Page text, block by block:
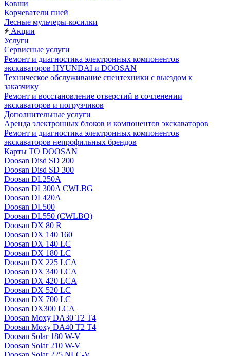
Ковши
Корчеватели пней
Лесные мульчеры-косилки
Акции
Услуги
Сервисные услуги
Ремонт и диагностика электронных компонентов
экскаваторов HYUNDAI и DOOSAN
Техническое обслуживание спецтехники с выездом к
заказчику
Ремонт и восстановление отверстий в сочленении
экскаваторов и погрузчиков
Дополнительные услуги
Аренда электронных блоков и компонентов экскаваторов
Ремонт и диагностика электронных компонентов
экскаваторов непрофильных брендов
Карты ТО DOOSAN
Doosan Disd SD 200
Doosan Disd SD 300
Doosan DL250A
Doosan DL300A CWLBG
Doosan DL420A
Doosan DL500
Doosan DL550 (CWLBO)
Doosan DX 80 R
Doosan DX 140 160
Doosan DX 140 LC
Doosan DX 180 LC
Doosan DX 225 LCA
Doosan DX 340 LCA
Doosan DX 420 LCA
Doosan DX 520 LC
Doosan DX 700 LC
Doosan DX300 LCA
Doosan Moxy DA30 T2 T4
Doosan Moxy DA40 T2 T4
Doosan Solar 180 W-V
Doosan Solar 210 W-V